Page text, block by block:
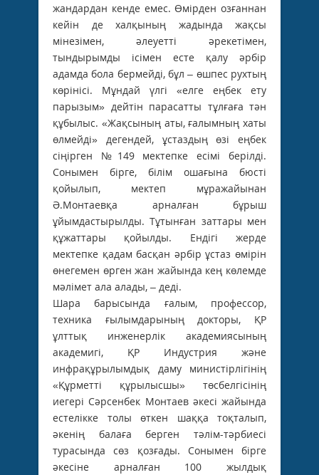
жандардан кенде емес. Өмірден озғаннан
кейін де халқының жадында жақсы
мінезімен, әлеуетті әрекетімен,
тындырымды ісімен есте қалу әрбір
адамда бола бермейді, бұл – өшпес рухтың
көрінісі. Мұндай үлгі «елге еңбек ету
парызым» дейтін парасатты тұлғаға тән
құбылыс. «Жақсының аты, ғалымның хаты
өлмейді» дегендей, ұстаздың өзі еңбек
сіңірген №149 мектепке есімі берілді.
Сонымен бірге, білім ошағына бюсті
қойылып, мектеп мұражайынан
Ә.Монтаевқа арналған бұрыш
ұйымдастырылды. Тұтынған заттары мен
құжаттары қойылды. Ендігі жерде
мектепке қадам басқан әрбір ұстаз өмірін
өнегемен өрген жан жайында кең көлемде
мәлімет ала алады, – деді.
Шара барысында ғалым, профессор,
техника ғылымдарының докторы, ҚР
ұлттық инженерлік академиясының
академигі, ҚР Индустрия және
инфрақұрылымдық даму министірлігінің
«Құрметті құрылысшы» төсбелгісінің
иегері Сәрсенбек Монтаев әкесі жайында
естелікке толы өткен шаққа тоқталып,
әкенің балаға берген тәлім-тәрбиесі
турасында сөз қозғады. Сонымен бірге
әкесіне арналған 100 жылдық